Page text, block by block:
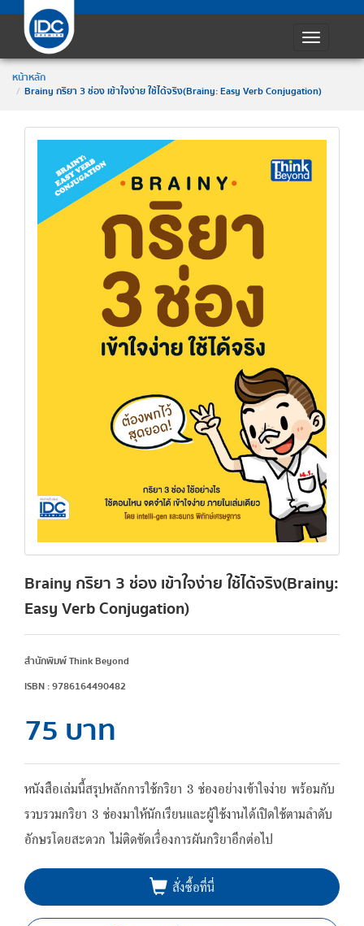
Toggle
หน้าหลัก
Brainy กริยา 3 ช่อง เข้าใจง่าย ใช้ได้จริง(Brainy: Easy Verb Conjugation)
Brainy กริยา 3 ช่อง เข้าใจง่าย ใช้ได้จริง(Brainy:
Easy Verb Conjugation)
สำนักพิมพ์ Think Beyond
ISBN : 9786164490482
75 บาท
หนังสือเล่มนี้สรุปหลักการใช้กริยา 3 ช่องอย่างเข้าใจง่าย พร้อมกับ
รวบรวมกริยา 3 ช่องมาให้นักเรียนและผู้ใช้งานได้เปิดใช้ตามลำดับ
อักษรโดยสะดวก ไม่ติดขัดเรื่องการผันกริยาอีกต่อไป
สั่งซื้อที่นี่